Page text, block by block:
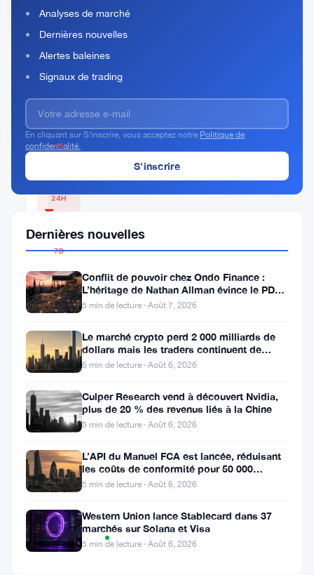
PRIX ACTUEL
$0.9998
1H
24H
▼
0.01%
7D
0.01%
Partager
:
Suivre sur Google News
Graphique
des prix
Analyses de marché
Dernières nouvelles
Alertes baleines
Signaux de trading
En cliquant sur S'inscrire, vous acceptez notre Politique de
confidentialité.
Dernières nouvelles
Conflit de pouvoir chez Ondo Finance :
L’héritage de Nathan Allman évince le PDG
Ian De Bode le 24 juillet
5 min de lecture · Août 7, 2026
Le marché crypto perd 2 000 milliards de
dollars mais les traders continuent de
miser sur l’effet de levier
6 min de lecture · Août 6, 2026
Culper Research vend à découvert Nvidia,
plus de 20 % des revenus liés à la Chine
5 min de lecture · Août 6, 2026
L’API du Manuel FCA est lancée, réduisant
les coûts de conformité pour 50 000
entreprises britanniques
5 min de lecture · Août 6, 2026
Western Union lance Stablecard dans 37
marchés sur Solana et Visa
5 min de lecture · Août 6, 2026